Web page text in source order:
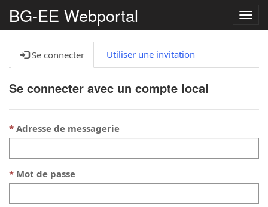
BG-EE Webportal
la
Se connecter
Utiliser une invitation
Se connecter avec un compte local
Adresse de messagerie
Mot de passe